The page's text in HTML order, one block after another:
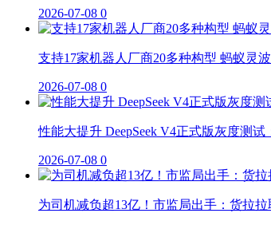
2026-07-08 0
支持17家机器人厂商20多种构型 蚂蚁灵
2026-07-08 0
性能大提升 DeepSeek V4正式版灰度测试
2026-07-08 0
为司机减负超13亿！市监局出手：货拉